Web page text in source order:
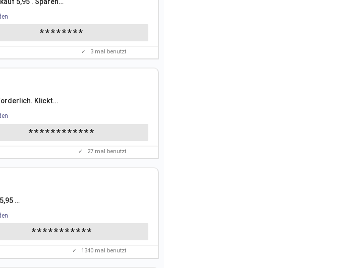
********
✓ 3 mal benutzt
Klickt…
************
✓ 27 mal benutzt
 …
***********
✓ 1340 mal benutzt